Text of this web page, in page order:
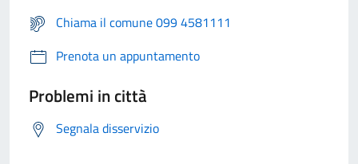
Chiama il comune 099 4581111
Prenota un appuntamento
Problemi in città
Segnala disservizio